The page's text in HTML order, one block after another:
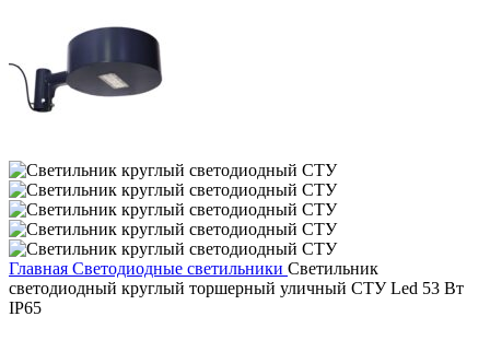
Главная Светодиодные светильники Светильник
светодиодный круглый торшерный уличный СТУ Led 53 Вт
IP65